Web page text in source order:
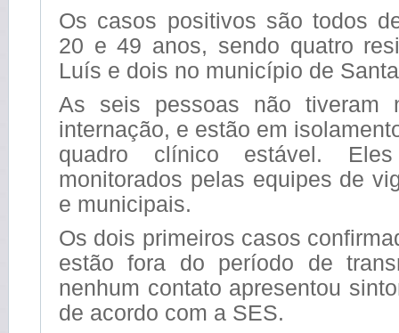
Os casos positivos são todos
20 e 49 anos, sendo quatro
Luís e dois no município de
As seis pessoas não tiveram
internação, e estão em
quadro clínico estável.
monitorados pelas equipes de
e municipais.
Os dois primeiros casos
estão fora do período de
nenhum contato apresentou
de acordo com a SES.